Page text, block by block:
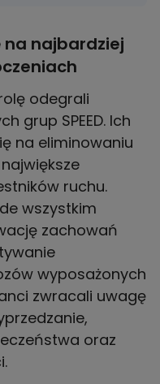
na najbardziej
odegrali
grup SPEED. Ich
na eliminowaniu
ruchu.
wszystkim
zachowań
wyposażonych
zwracali uwagę
oraz